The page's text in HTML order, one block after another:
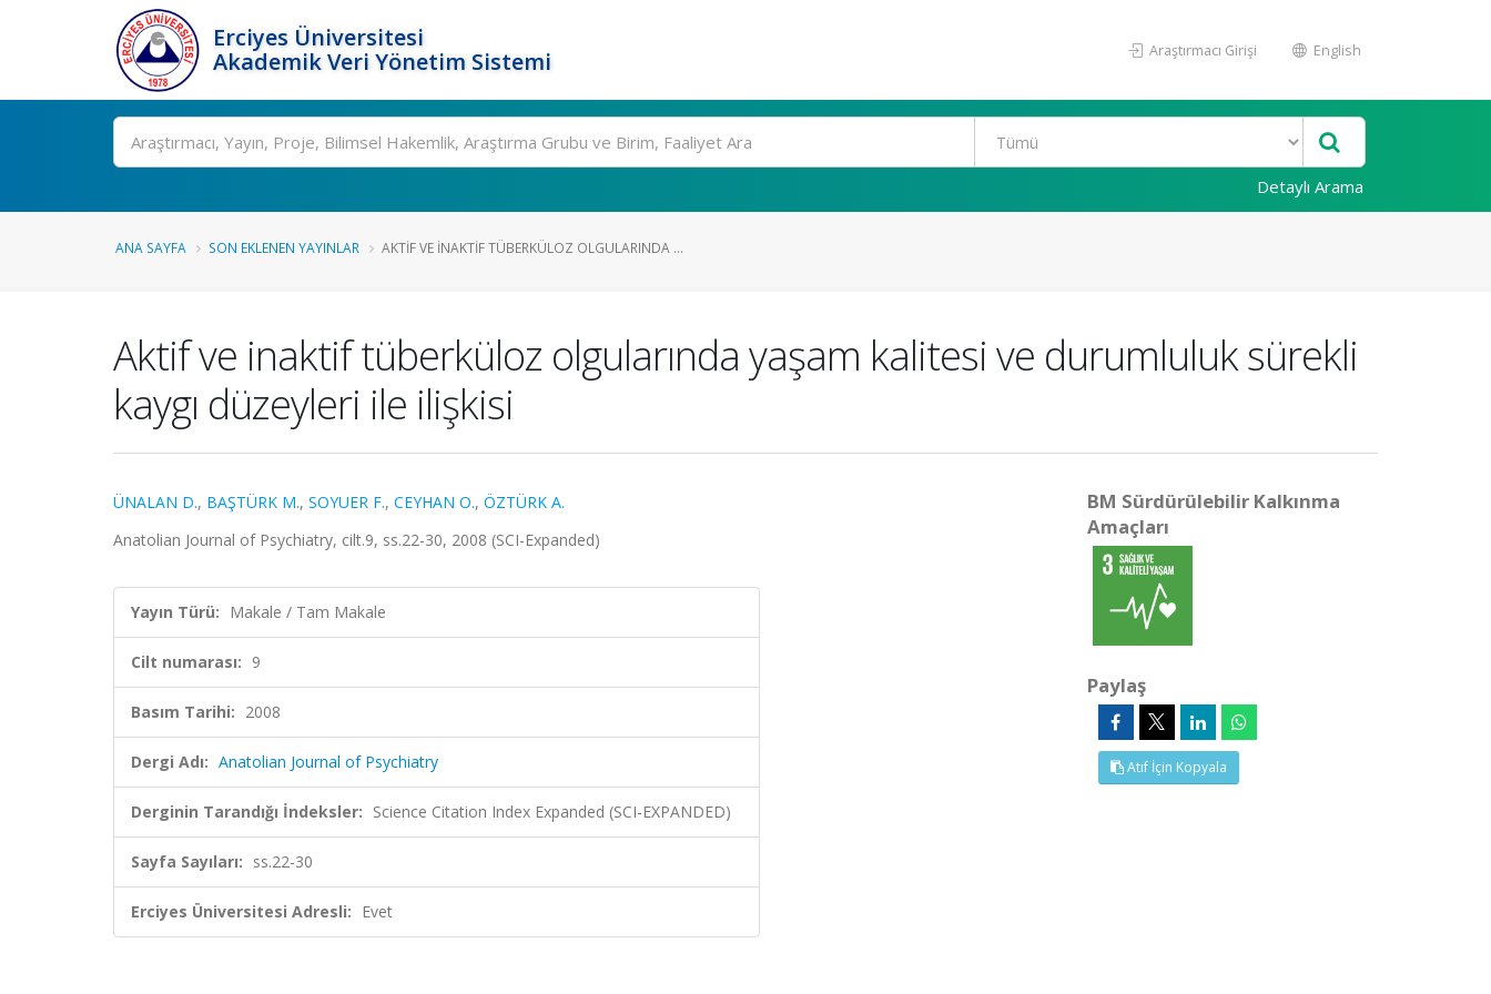
Erciyes Üniversitesi
Akademik Veri Yönetim Sistemi
Araştırmacı Girişi English
Ara
Detaylı Arama
ANA SAYFA SON EKLENEN YAYINLAR AKTIF VE INAKTIF TÜBERKÜLOZ OLGULARINDA ...
Aktif ve inaktif tüberküloz olgularında yaşam kalitesi ve durumluluk sürekli
kaygı düzeyleri ile ilişkisi
ÜNALAN D., BAŞTÜRK M., SOYUER F., CEYHAN O., ÖZTÜRK A.
Anatolian Journal of Psychiatry, cilt.9, ss.22-30, 2008 (SCI-Expanded)
Yayın Türü: Makale / Tam Makale
Cilt numarası: 9
Basım Tarihi: 2008
Dergi Adı: Anatolian Journal of Psychiatry
Derginin Tarandığı İndeksler: Science Citation Index Expanded (SCI-EXPANDED)
Sayfa Sayıları: ss.22-30
Erciyes Üniversitesi Adresli: Evet
BM Sürdürülebilir Kalkınma
Amaçları
Paylaş
Atıf İçin Kopyala